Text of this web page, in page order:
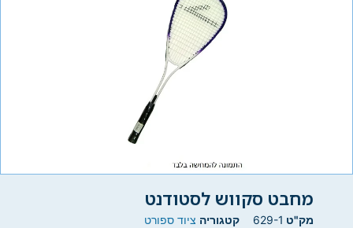
מחבט סקווש לסטודנט
מק"ט 629-1 קטגוריה ציוד ספורט